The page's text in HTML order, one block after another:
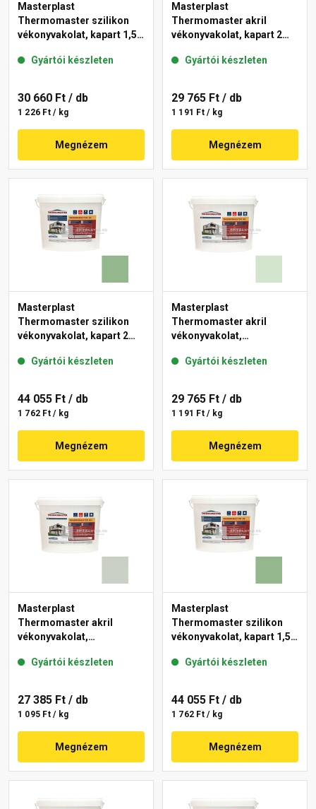
Masterplast
Thermomaster szilikon
vékonyvakolat, kapart 1,5
Gyártói készleten
30 660 Ft / db
1 226 Ft / kg
Megnézem
Masterplast
Thermomaster akril
vékonyvakolat, kapart 2
Gyártói készleten
29 765 Ft / db
1 191 Ft / kg
Megnézem
Masterplast
Thermomaster szilikon
vékonyvakolat, kapart 2
Gyártói készleten
44 055 Ft / db
1 762 Ft / kg
Megnézem
Masterplast
Thermomaster akril
vékonyvakolat,
41-E 25 kg
Gyártói készleten
29 765 Ft / db
1 191 Ft / kg
Megnézem
Masterplast
Thermomaster akril
vékonyvakolat,
43-E 25 kg
Gyártói készleten
27 385 Ft / db
1 095 Ft / kg
Megnézem
Masterplast
Thermomaster szilikon
vékonyvakolat, kapart 1,5
Gyártói készleten
44 055 Ft / db
1 762 Ft / kg
Megnézem